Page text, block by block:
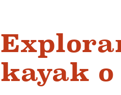
kayak o